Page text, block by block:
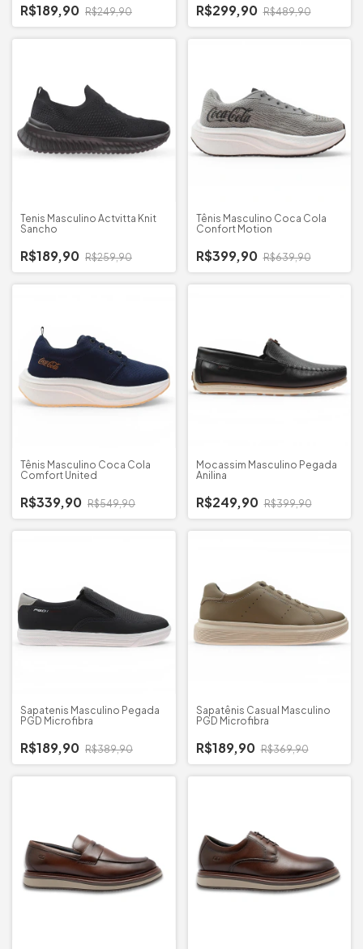
R$189,90 R$249,90 R$299,90 R$489,90
Tenis Masculino Actvitta Knit
Sancho
R$189,90 R$259,90
Tênis Masculino Coca Cola
Confort Motion
R$399,90 R$639,90
Tênis Masculino Coca Cola
Comfort United
R$339,90 R$549,90
Mocassim Masculino Pegada
Anilina
R$249,90 R$399,90
Sapatenis Masculino Pegada
PGD Microfibra
R$189,90 R$389,90
Sapatênis Casual Masculino
PGD Microfibra
R$189,90 R$369,90